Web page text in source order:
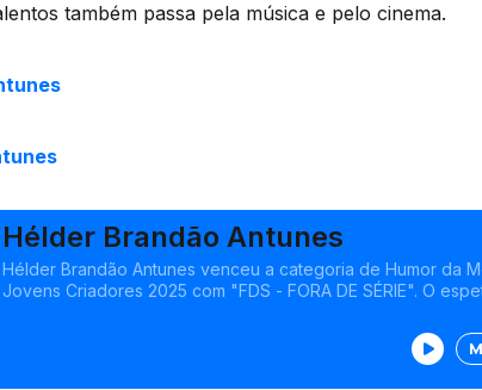
também passa pela música e pelo cinema.
Hélder Brandão Antunes
Hélder Brandão Antunes venceu a categoria de Humor da
Jovens Criadores 2025 com "FDS - FORA DE SÉRIE". O